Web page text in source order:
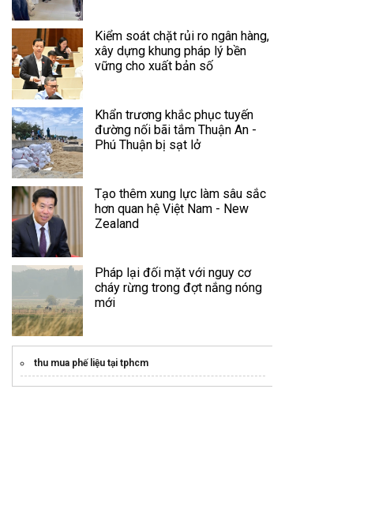
Kiểm soát chặt rủi ro ngân hàng,
xây dựng khung pháp lý bền
vững cho xuất bản số
Khẩn trương khắc phục tuyến
đường nối bãi tắm Thuận An -
Phú Thuận bị sạt lở
Tạo thêm xung lực làm sâu sắc
hơn quan hệ Việt Nam - New
Zealand
Pháp lại đối mặt với nguy cơ
cháy rừng trong đợt nắng nóng
mới
thu mua phế liệu tại tphcm